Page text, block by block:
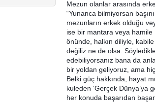
Mezun olanlar arasında
“Yunanca bilmiyorsan
mezunların erkek olduğu
ise bir mantara veya
önünde, halkın diliyle,
değiliz ne de olsa.
edebiliyorsanız bana da
bir yoldan geliyoruz, ama
Belki güç hakkında, hayat
kuleden ‘Gerçek Dünya’ya
her konuda başarıdan